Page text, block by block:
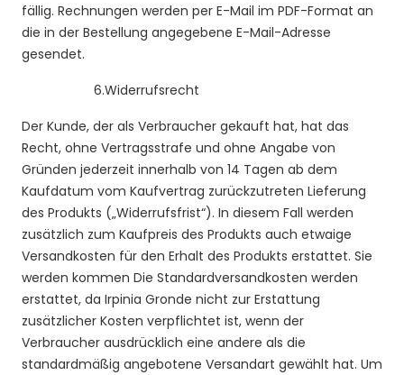
fällig. Rechnungen werden per E-Mail im PDF-Format an
die in der Bestellung angegebene E-Mail-Adresse
gesendet.
6.Widerrufsrecht
Der Kunde, der als Verbraucher gekauft hat, hat das
Recht, ohne Vertragsstrafe und ohne Angabe von
Gründen jederzeit innerhalb von 14 Tagen ab dem
Kaufdatum vom Kaufvertrag zurückzutreten Lieferung
des Produkts („Widerrufsfrist“). In diesem Fall werden
zusätzlich zum Kaufpreis des Produkts auch etwaige
Versandkosten für den Erhalt des Produkts erstattet. Sie
werden kommen Die Standardversandkosten werden
erstattet, da Irpinia Gronde nicht zur Erstattung
zusätzlicher Kosten verpflichtet ist, wenn der
Verbraucher ausdrücklich eine andere als die
standardmäßig angebotene Versandart gewählt hat. Um